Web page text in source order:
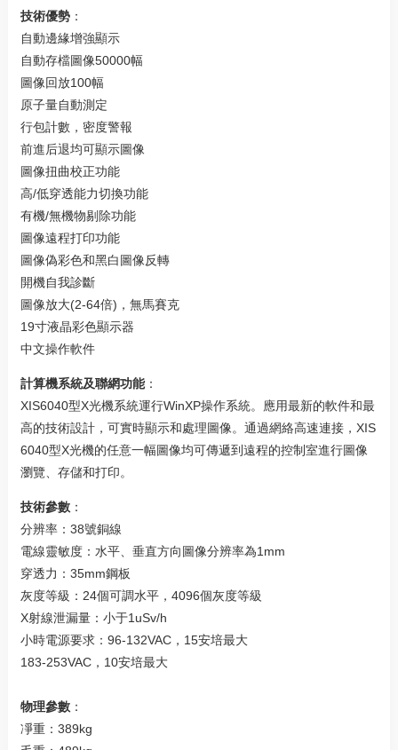
技術優勢 ：
自動邊緣增強顯示
自動存檔圖像50000幅
圖像回放100幅
原子量自動測定
行包計數，密度警報
前進后退均可顯示圖像
圖像扭曲校正功能
高/低穿透能力切換功能
有機/無機物剔除功能
圖像遠程打印功能
圖像偽彩色和黑白圖像反轉
開機自我診斷
圖像放大(2-64倍)，無馬賽克
19寸液晶彩色顯示器
中文操作軟件
計算機系統及聯網功能：
XIS6040型X光機系統運行WinXP操作系統。應用最新的軟件和最
高的技術設計，可實時顯示和處理圖像。通過網絡高速連接，XIS
6040型X光機的任意一幅圖像均可傳遞到遠程的控制室進行圖像
瀏覽、存儲和打印。
技術參數 ：
分辨率：38號銅線
電線靈敏度：水平、垂直方向圖像分辨率為1mm
穿透力：35mm鋼板
灰度等級：24個可調水平，4096個灰度等級
X射線泄漏量：小于1uSv/h
小時電源要求：96-132VAC，15安培最大
183-253VAC，10安培最大
物理參數 ：
凈重：389kg